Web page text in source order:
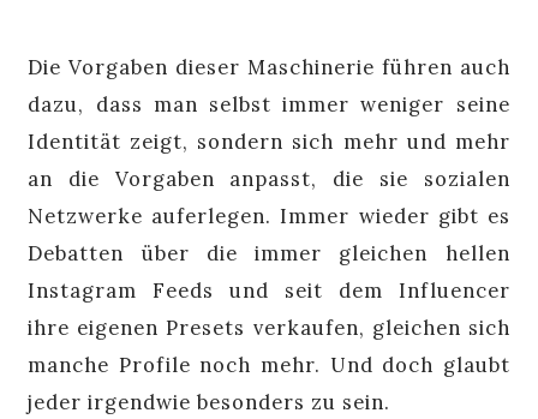
Die Vorgaben dieser Maschinerie führen auch
dazu, dass man selbst immer weniger seine
Identität zeigt, sondern sich mehr und mehr
an die Vorgaben anpasst, die sie sozialen
Netzwerke auferlegen. Immer wieder gibt es
Debatten über die immer gleichen hellen
Instagram Feeds und seit dem Influencer
ihre eigenen Presets verkaufen, gleichen sich
manche Profile noch mehr. Und doch glaubt
jeder irgendwie besonders zu sein.